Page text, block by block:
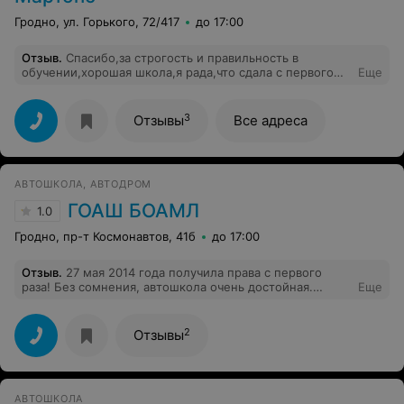
Гродно, ул. Горького, 72/417 до 17:00
Отзыв. Спасибо,за строгость и правильность в
обучении,хорошая школа,я рада,что сдала с первого
Еще
Отзывы3 Все адреса
АВТОШКОЛА, АВТОДРОМ
1.0 ГОАШ БОАМЛ
Гродно, пр-т Космонавтов, 41б до 17:00
Отзыв. 27 мая 2014 года получила права с первого
раза! Без сомнения, автошкола очень достойная.
Огромное отдельное спасибо Боярчуку Юрию
Викторовичу преподавателю теории, весь материал
запоминался после каждого заняти, практически не
надо было учить дома, только решать задачи. Все
преподаватели очень высокого уровня. 100% сдача
Еще
Отзывы2
АВТОШКОЛА